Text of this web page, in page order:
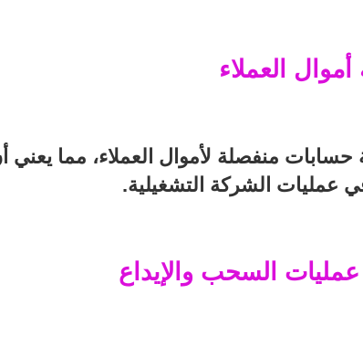
أموال العملاء
حسابات منفصلة لأموال العملاء، مما يعني
عمليات الشركة التشغيلية.
السحب والإيداع